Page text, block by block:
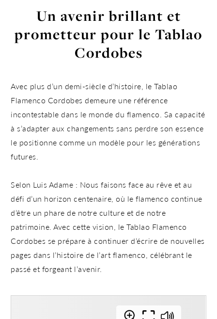
Un avenir brillant et
prometteur pour le Tablao
Cordobes
Avec plus d’un demi-siècle d’histoire, le Tablao
Flamenco Cordobes demeure une référence
incontestable dans le monde du flamenco. Sa capacité
à s’adapter aux changements sans perdre son essence
le positionne comme un modèle pour les générations
futures.
Selon Luis Adame : Nous faisons face au rêve et au
défi d’un horizon centenaire, où le flamenco continue
d’être un phare de notre culture et de notre
patrimoine. Avec cette vision, le Tablao Flamenco
Cordobes se prépare àcontinuer d’écrire de nouvelles
pages dans l’histoire de l’art flamenco, célébrant le
passé et forgeant l’avenir.